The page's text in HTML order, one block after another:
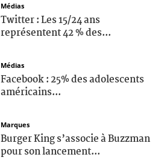
Médias
Twitter : Les 15/24 ans
représentent 42 % des...
Médias
Facebook : 25% des adolescents
américains...
Marques
Burger King s’associe à Buzzman
pour son lancement...